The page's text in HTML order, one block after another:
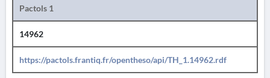
Pactols 1
14962
https://pactols.frantiq.fr/opentheso/api/TH_1.14962.rdf